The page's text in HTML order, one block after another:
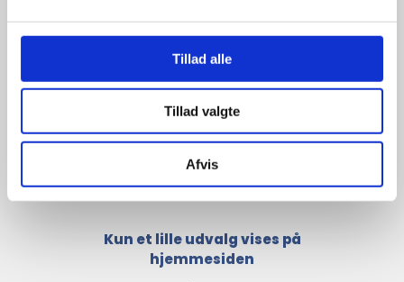
Tillad alle
Tillad valgte
Afvis
For at sikre høj kvalitet og stor
leveringssikkerhed samarbejder vi
med de største og mest
anerkendte leverandører inden for
Kun et lille udvalg vises på
hjemmesiden